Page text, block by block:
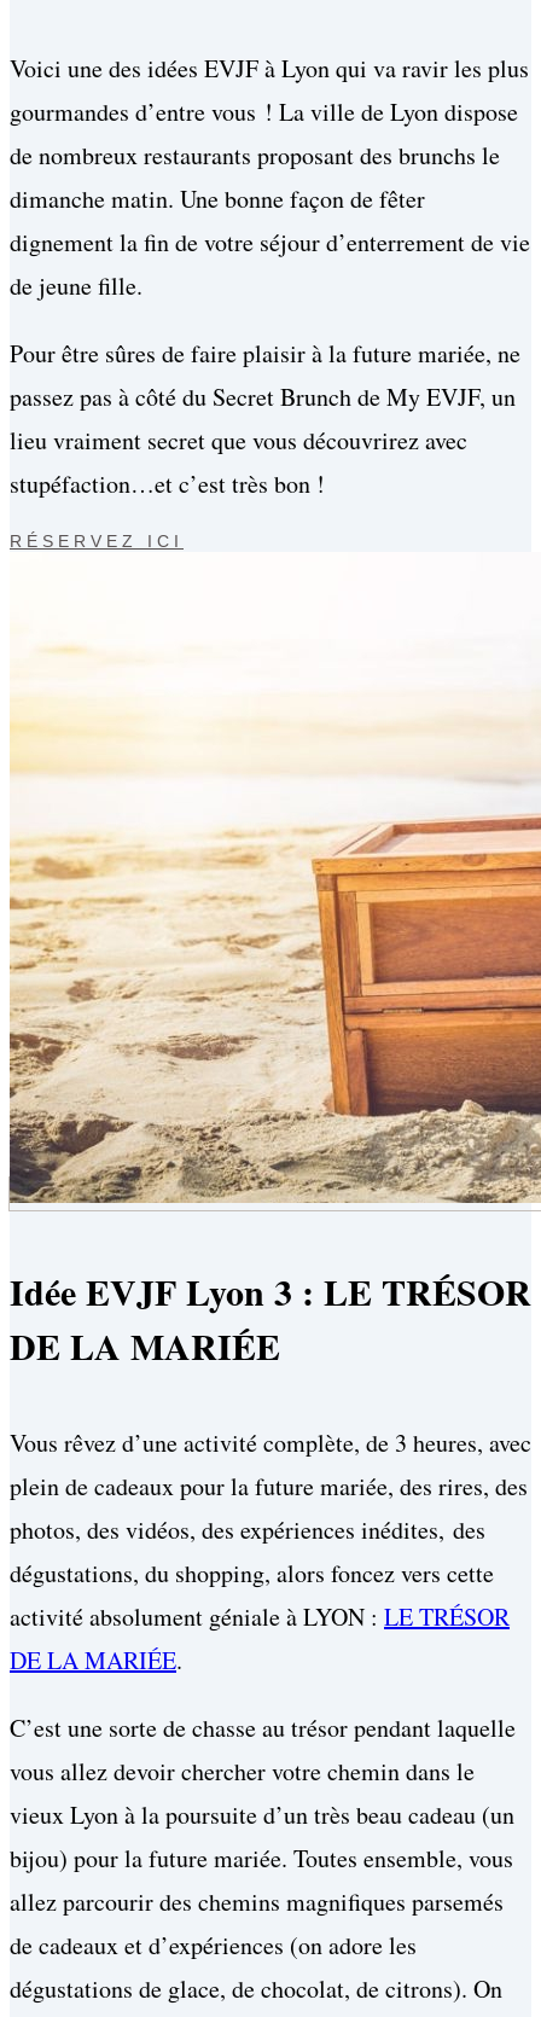
Voici une des idées EVJF à Lyon qui va ravir les plus
gourmandes d’entre vous ! La ville de Lyon dispose
de nombreux restaurants proposant des brunchs le
dimanche matin. Une bonne façon de fêter
dignement la fin de votre séjour d’enterrement de vie
de jeune fille.
Pour être sûres de faire plaisir à la future mariée, ne
passez pas à côté du Secret Brunch de My EVJF, un
lieu vraiment secret que vous découvrirez avec
stupéfaction…et c’est très bon !
RÉSERVEZ ICI
Idée EVJF Lyon 3 : LE TRÉSOR
DE LA MARIÉE
Vous rêvez d’une activité complète, de 3 heures, avec
plein de cadeaux pour la future mariée, des rires, des
photos, des vidéos, des expériences inédites, des
dégustations, du shopping, alors foncez vers cette
activité absolument géniale à LYON : LE TRÉSOR
DE LA MARIÉE.
C’est une sorte de chasse au trésor pendant laquelle
vous allez devoir chercher votre chemin dans le
vieux Lyon à la poursuite d’un très beau cadeau (un
bijou) pour la future mariée. Toutes ensemble, vous
allez parcourir des chemins magnifiques parsemés
de cadeaux et d’expériences (on adore les
dégustations de glace, de chocolat, de citrons). On